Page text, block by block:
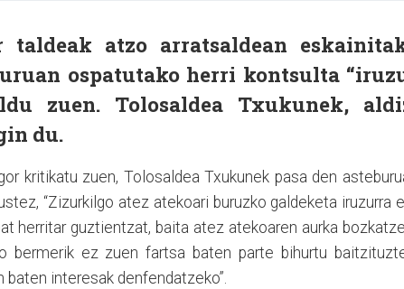
taldeak atzo arratsaldean
ospatutako herri kontsulta
zuen. Tolosaldea Txukunek,
du.
kritikatu zuen, Tolosaldea Txukunek pasa den
“Zizurkilgo atez atekoari buruzko galdeketa iruzurra
herritar guztientzat, baita atez atekoaren aurka
bermerik ez zuen fartsa baten parte bihurtu
baten interesak denfendatzeko”.